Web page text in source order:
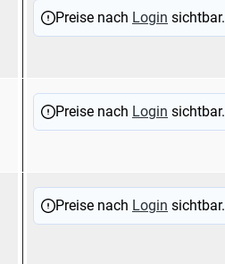
Preise nach Login sichtbar.
Preise nach Login sichtbar.
Preise nach Login sichtbar.